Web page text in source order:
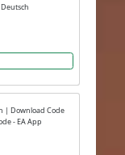
| Download Code
- EA App